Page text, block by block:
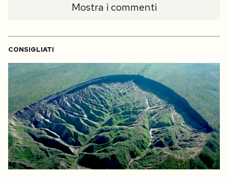
Mostra i commenti
CONSIGLIATI